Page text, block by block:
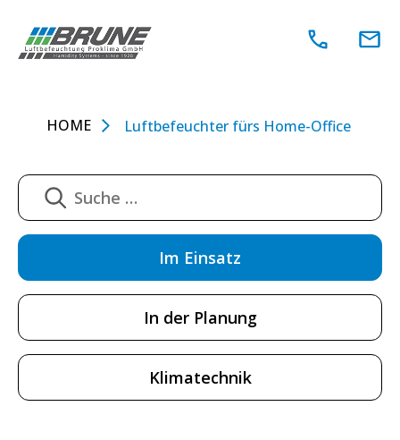
Inhalt
springen
HOME Luftbefeuchter fürs Home-Office
Im Einsatz
In der Planung
Klimatechnik